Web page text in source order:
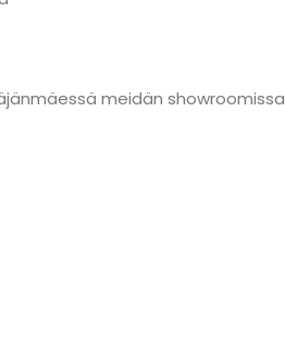
meidän showroomissa